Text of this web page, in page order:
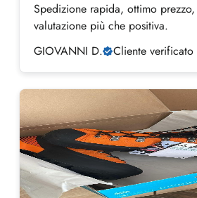
Spedizione rapida, ottimo
valutazione più che positiva.
GIOVANNI D.
Cliente verificato